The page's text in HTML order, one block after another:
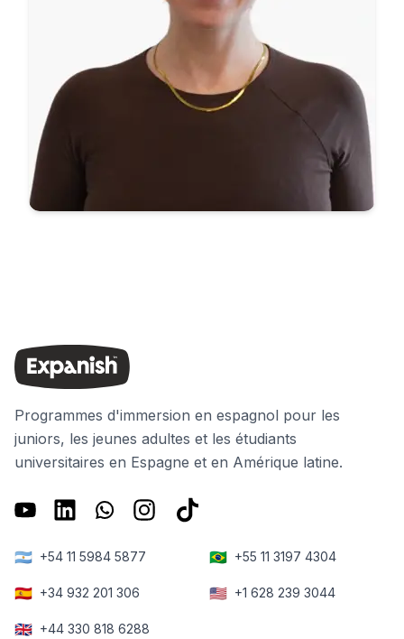
Programmes d'immersion en espagnol pour les
juniors, les jeunes adultes et les étudiants
universitaires en Espagne et en Amérique latine.
🇦🇷 +54 11 5984 5877 🇧🇷 +55 11 3197 4304
🇪🇸 +34 932 201 306 🇺🇸 +1 628 239 3044
🇬🇧 +44 330 818 6288